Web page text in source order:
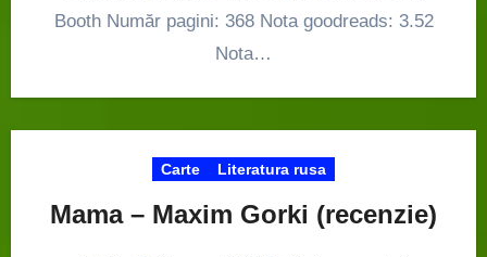
Booth Număr pagini: 368 Nota goodreads: 3.52
Nota…
Carte Literatura rusa
Mama – Maxim Gorki (recenzie)